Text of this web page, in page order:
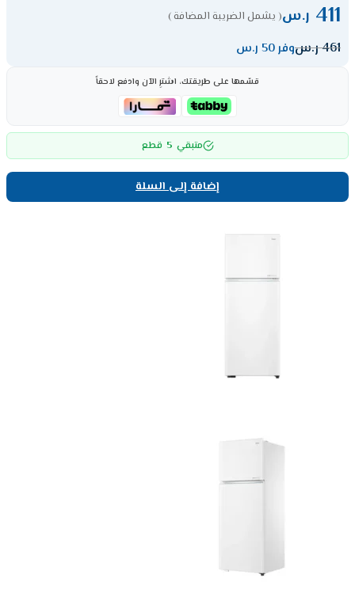
411 ر.س( يشمل الضريبة المضافة )
461ر.سوفر 50 ر.س
قسّمها على طريقتك، اشترِ الآن وادفع لاحقاً
متبقي 5 قطع
إضافة إلى السلة